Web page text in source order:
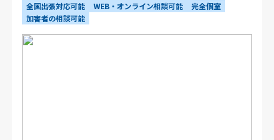
全国出張対応可能
WEB・オンライン相談可能
完全個室
加害者の相談可能